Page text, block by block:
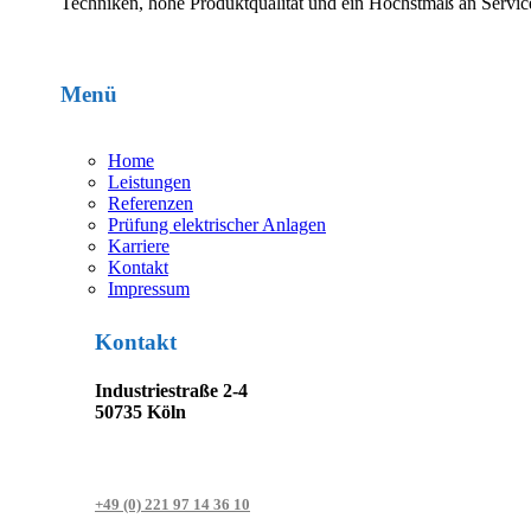
Menü
Home
Leistungen
Referenzen
Prüfung elektrischer Anlagen
Karriere
Kontakt
Impressum
Kontakt
Industriestraße 2-4
50735 Köln
+49 (0) 221 97 14 36 10